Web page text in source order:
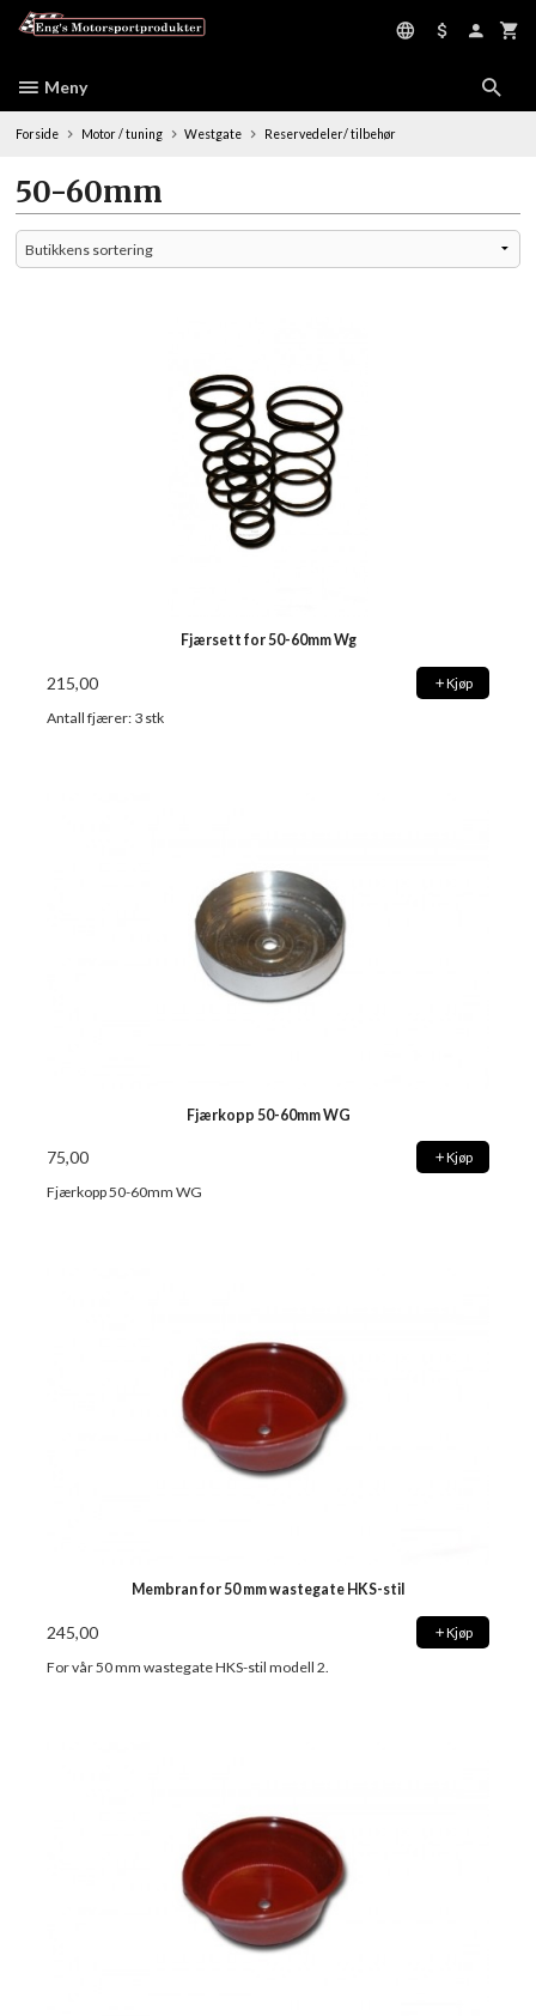
Meny
Forside Motor / tuning Westgate Reservedeler/ tilbehør
50-60mm
Fjærsett for 50-60mm Wg
215,00 Kjøp
Antall fjærer: 3 stk
Fjærkopp 50-60mm WG
75,00 Kjøp
Fjærkopp 50-60mm WG
Membran for 50 mm wastegate HKS-stil
245,00 Kjøp
For vår 50 mm wastegate HKS-stil modell 2.